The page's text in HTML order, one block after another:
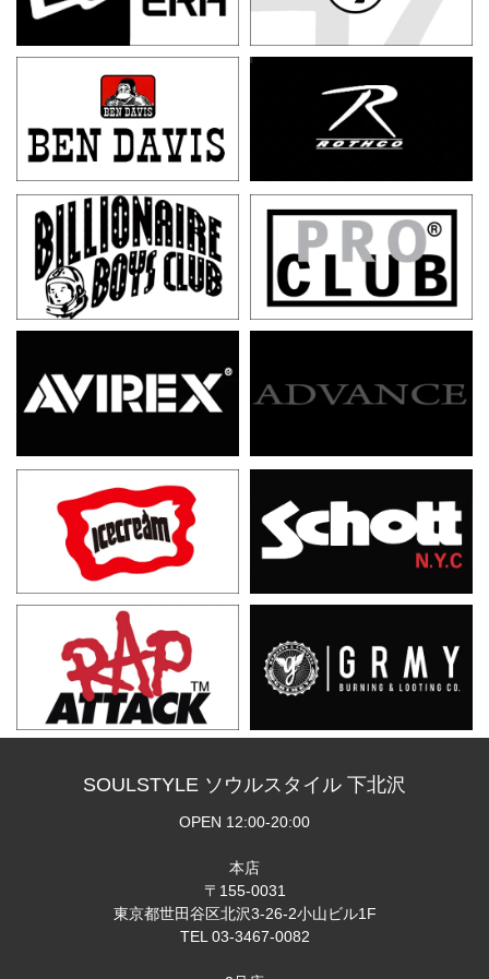
SOULSTYLE ソウルスタイル 下北沢
OPEN 12:00-20:00
本店
〒155-0031
東京都世田谷区北沢3-26-2小山ビル1F
TEL 03-3467-0082